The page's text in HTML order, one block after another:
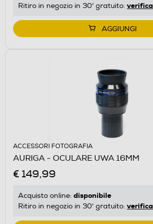
Ritiro in negozio in 30' gratuito: verifica
AGGIUNGI
ACCESSORI FOTOGRAFIA
AURIGA - OCULARE UWA 16MM
€ 149,99
Acquisto online: disponibile
Ritiro in negozio in 30' gratuito: verifica